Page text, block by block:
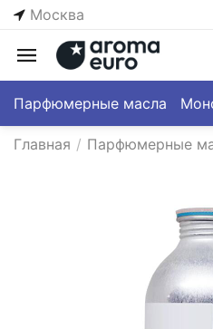
Москва
Парфюмерные масла
Главная / Парфюмерные